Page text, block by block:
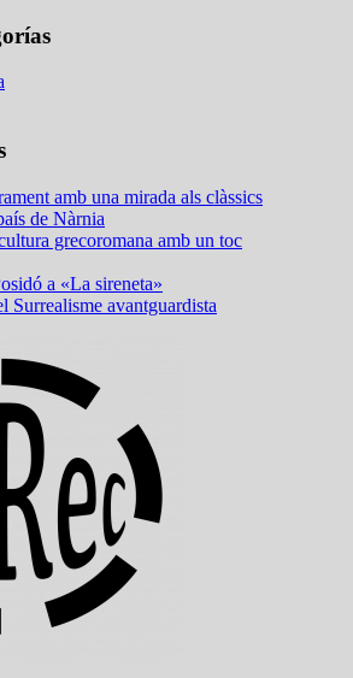
amb una mirada als clàssics
de Nàrnia
grecoromana amb un toc
a «La sireneta»
Surrealisme avantguardista